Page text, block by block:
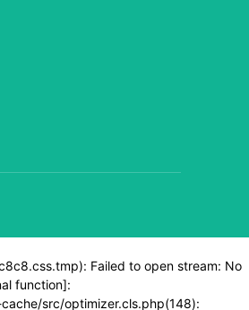
Failed to open stream: No
function]:
src/optimizer.cls.php(148):